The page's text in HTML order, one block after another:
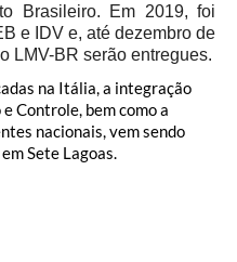
Brasileiro. Em 2019, foi
e IDV e, até dezembro de
LMV-BR serão entregues.
na Itália, a integração
Controle, bem como a
nacionais, vem sendo
Sete Lagoas.